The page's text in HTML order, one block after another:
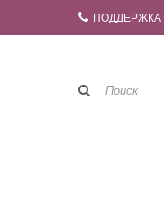
ПОДДЕРЖКА :